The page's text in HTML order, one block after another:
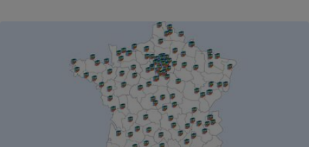
Assurance emprunteur
Petit électroménager -
Matelas
Mutuelle